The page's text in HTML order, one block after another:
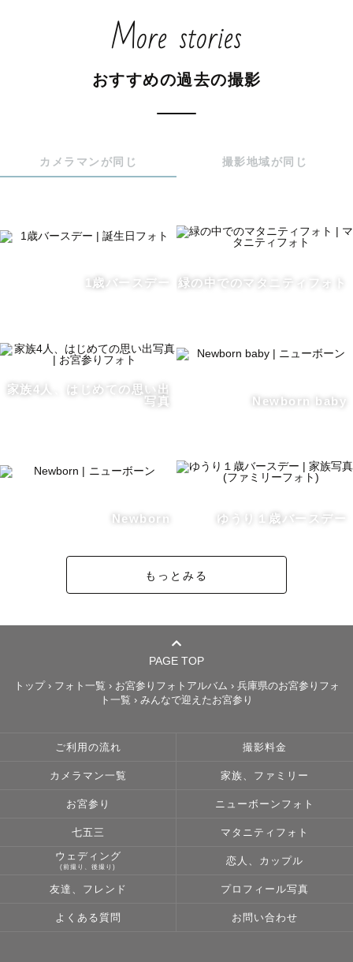
いつしか忘れてしまうかもしれないものをずっと覚えてお
◇最後に◇
写真だけではなく、撮影自体も楽しい時間になれば良いな
では、お会いできるのを楽しみにしておりますね♪
More stories
おすすめの過去の撮影
カメラマンが同じ 撮影地域が同じ
1歳バースデー 緑の中でのマタニティフォト
家族4人、はじめての思い出
写真
Newborn baby
Newborn ゆうり１歳バースデー
もっとみる
PAGE TOP
トップ› フォト一覧 › お宮参りフォトアルバム › 兵庫県のお宮参りフォ
ト一覧 › みんなで迎えたお宮参り
ご利用の流れ 撮影料金
カメラマン一覧 家族、ファミリー
お宮参り ニューボーンフォト
七五三 マタニティフォト
ウェディング
(前撮り、後撮り)
恋人、カップル
友達、フレンド プロフィール写真
よくある質問 お問い合わせ